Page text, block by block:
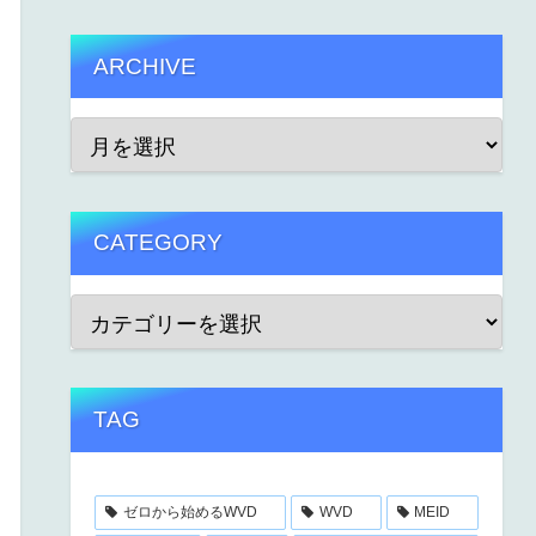
ARCHIVE
CATEGORY
TAG
ゼロから始めるWVD WVD MEID